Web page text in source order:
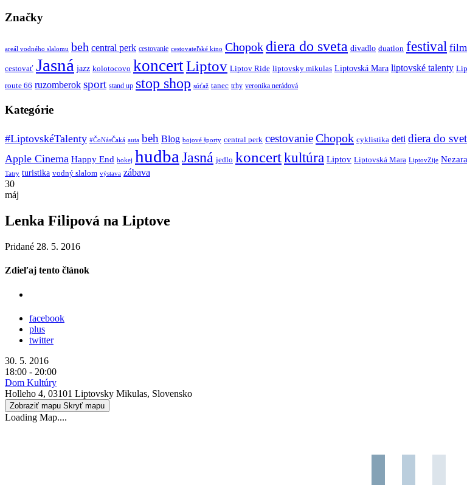
Značky
areál vodného slalomu beh central perk cestovanie cestovateľské kino Chopokdiera do sveta divadlo duatlon festival film
cestovať Jasná jazz kolotocovo koncertLiptov Liptov Ride liptovsky mikulas Liptovská Mara liptovské talenty
route 66 ruzomberok sport stand up stop shop súťaž tanec trhy veronika nerádová
Kategórie
#LiptovskéTalenty #ČoNásČaká auta beh Blog bojové športy central perk cestovanieChopok cyklistika deti diera do
Apple Cinema Happy End hokej hudba Jasná jedlo koncertkultúra Liptov Liptovská Mara LiptovZije
Tatry turistika vodný slalom výstava zábava
30
máj
Lenka Filipová na Liptove
Pridané 28. 5. 2016
Zdieľaj tento článok
facebook
plus
twitter
30. 5. 2016
18:00 - 20:00
Dom Kultúry
Holleho 4, 03101 Liptovsky Mikulas, Slovensko
Zobraziť mapu Skryť mapu
Loading Map....